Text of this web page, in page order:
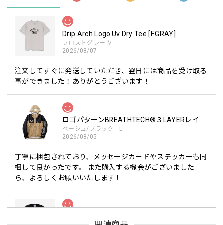
Drip Arch Logo Uv Dry Tee [F.GRAY]
フロストグレー M
2026/08/07
注文してすぐに発送していただき、翌日には商品を受け取る
事ができました！ありがとうございます！
ロゴパターンBREATHTECH®３LAYERレインジャケット［BEG/BLK］
ベージュ/ブラック L
2026/08/05
丁寧に梱包されており、メッセージカードやステッカーも同
梱して良かったです。 また購入する機会がございました
ら、よろしくお願いいたします！